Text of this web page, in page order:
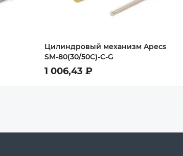
Цилиндровый механизм Apecs
SM-80(30/50C)-C-G
1 006,43 ₽